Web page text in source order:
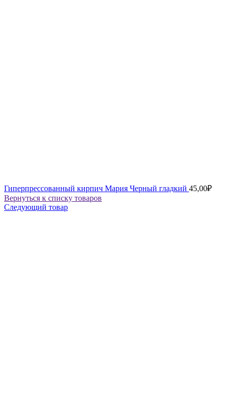
Гиперпрессованный кирпич Мария Черный гладкий 45,00₽
Вернуться к списку товаров
Следующий товар